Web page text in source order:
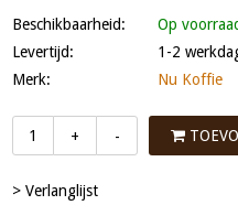
Beschikbaarheid:
Op
Levertijd:
1-2
Merk:
Nu Koffie
+ -
> Verlanglijst